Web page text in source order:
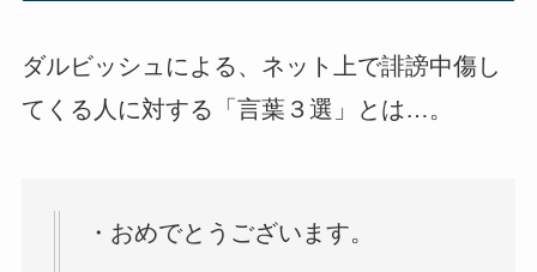
ダルビッシュによる、ネット上で誹謗中傷し
てくる人に対する「言葉３選」とは…。
・おめでとうございます。